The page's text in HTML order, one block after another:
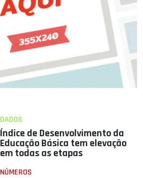
DADOS
Índice de Desenvolvimento da
Educação Básica tem elevação
em todas as etapas
NÚMEROS